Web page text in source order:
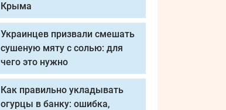
Крыма
Украинцев призвали смешать
сушеную мяту с солью: для
чего это нужно
Как правильно укладывать
огурцы в банку: ошибка,